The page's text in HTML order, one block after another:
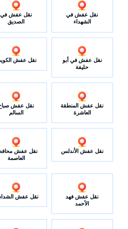
نقل عفش في
الشهداء
نقل عفش في
الصديق
نقل عفش في أبو
حليفة
نقل عفش
نقل عفش المنطقة
العاشرة
نقل عفش
السالم
نقل عفش الأندلس
نقل عفش
العاصمة
نقل عفش فهد
الأحمد
نقل عفش